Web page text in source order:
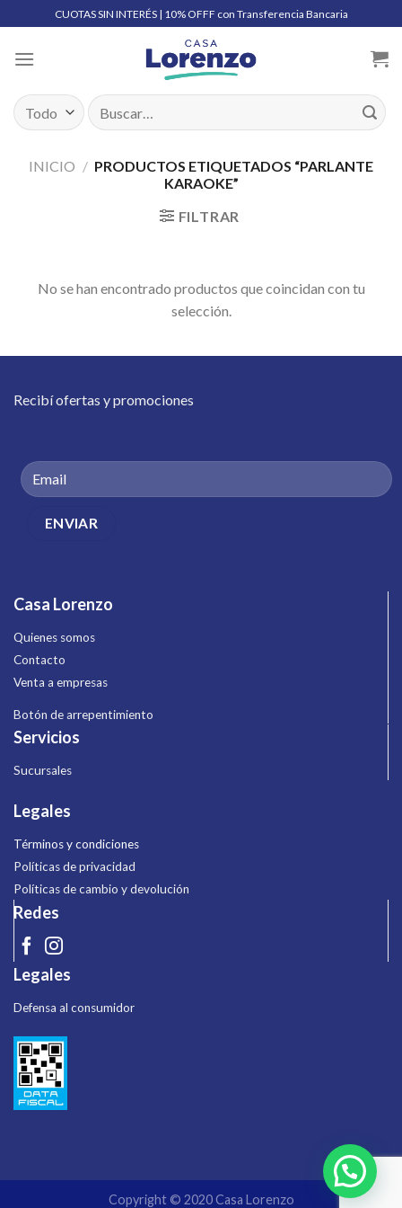
to
content
CUOTAS SIN INTERÉS | 10% OFFF con Transferencia Bancaria
Buscar
por:
INICIO / PRODUCTOS ETIQUETADOS “PARLANTE
KARAOKE”
FILTRAR
No se han encontrado productos que coincidan con tu
selección.
Recibí ofertas y promociones
Casa Lorenzo
Quienes somos
Contacto
Venta a empresas
Botón de arrepentimiento
Servicios
Sucursales
Legales
Términos y condiciones
Políticas de privacidad
Políticas de cambio y devolución
Redes
Legales
Defensa al consumidor
Copyright © 2020 Casa Lorenzo